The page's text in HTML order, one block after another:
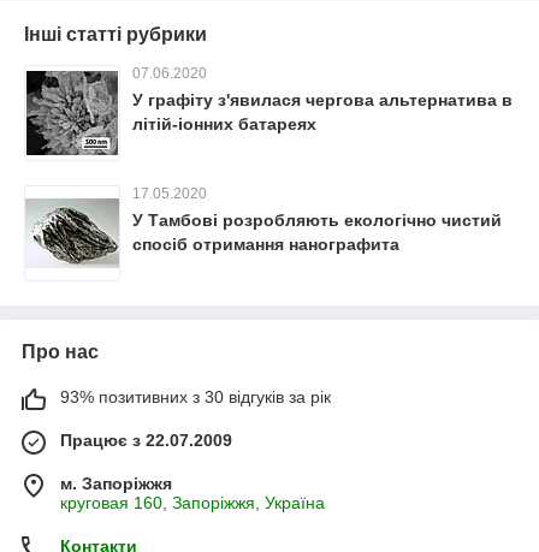
Інші статті рубрики
07.06.2020
У графіту з'явилася чергова альтернатива в
літій-іонних батареях
17.05.2020
У Тамбові розробляють екологічно чистий
спосіб отримання нанографита
Про нас
93% позитивних з 30 відгуків за рік
Працює з 22.07.2009
м. Запоріжжя
круговая 160, Запоріжжя, Україна
Контакти